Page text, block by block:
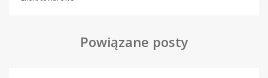
Powiązane posty